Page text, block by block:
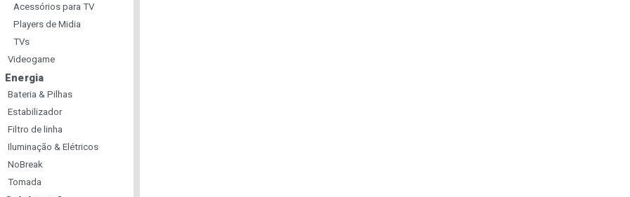
Acessórios para TV
Players de Midia
TVs
Videogame
Energia
Bateria & Pilhas
Estabilizador
Filtro de linha
Iluminação & Elétricos
NoBreak
Tomada